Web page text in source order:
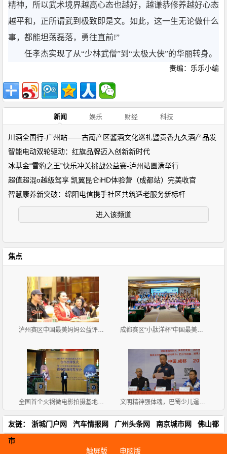
精神，所以武术境界越高心态也越好，越谦恭修养越好心态
越平和，正所谓武到极致即是文。如此，这一生无论做什么
事，都能坦荡磊落，勇往直前!”
任孝杰实现了从“少林武僧”到“太极大侠”的华丽转身。
责编：乐乐小编
新闻 娱乐 财经 科技
川酒全国行-广州站——古蔺产区酱酒文化巡礼暨贡香九久酒产品发
智能电动双轮驱动：红旗品牌迈入创新新时代
冰基金“雪豹之王”快乐冲关挑战公益赛-泸州站圆满举行
超值超混o越级驾享 凯翼昆仑iHD体验营（成都站）完美收官
智慧康养新突破：绵阳电信携手社区共筑适老服务新标杆
进入该频道
焦点
泸州赛区中国最美妈妈公益评选大赛新闻发布会暨首场海 成都赛区“小肽洋杯”中国最美妈妈公益评选大赛首场海
全国首个火锅微电影拍摄基地挂牌《天方夜谭之耍爷闯江 文明精神强体魂，巴蜀少儿逞英豪
友链： 浙城门户网 汽车情报网 广州头条网 南京城市网 佛山都
市
触屏版
电脑版